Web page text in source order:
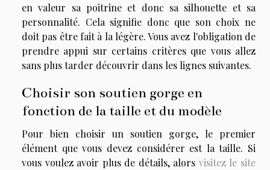
en valeur sa poitrine et donc sa silhouette et sa
personnalité. Cela signifie donc que son choix ne
doit pas être fait à la légère. Vous avez l'obligation de
prendre appui sur certains critères que vous allez
sans plus tarder découvrir dans les lignes suivantes.
Choisir son soutien gorge en
fonction de la taille et du modèle
Pour bien choisir un soutien gorge, le premier
élément que vous devez considérer est la taille. Si
vous voulez avoir plus de détails, alors visitez le site